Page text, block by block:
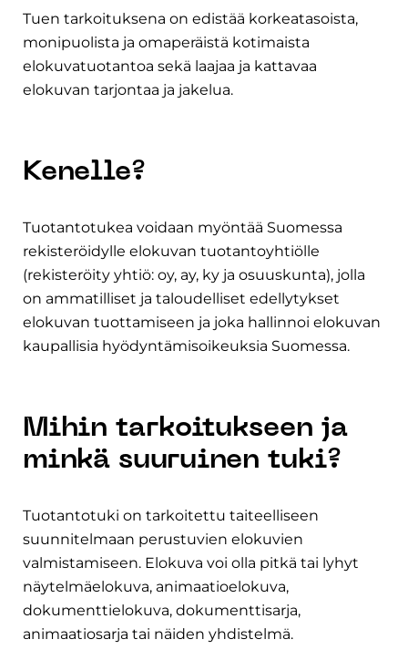
Tuen tarkoituksena on edistää korkeatasoista,
monipuolista ja omaperäistä kotimaista
elokuvatuotantoa sekä laajaa ja kattavaa
elokuvan tarjontaa ja jakelua.
Kenelle?
Tuotantotukea voidaan myöntää Suomessa
rekisteröidylle elokuvan tuotantoyhtiölle
(rekisteröity yhtiö: oy, ay, ky ja osuuskunta), jolla
on ammatilliset ja taloudelliset edellytykset
elokuvan tuottamiseen ja joka hallinnoi elokuvan
kaupallisia hyödyntämisoikeuksia Suomessa.
Mihin tarkoitukseen ja
minkä suuruinen tuki?
Tuotantotuki on tarkoitettu taiteelliseen
suunnitelmaan perustuvien elokuvien
valmistamiseen. Elokuva voi olla pitkä tai lyhyt
näytelmäelokuva, animaatioelokuva,
dokumenttielokuva, dokumenttisarja,
animaatiosarja tai näiden yhdistelmä.